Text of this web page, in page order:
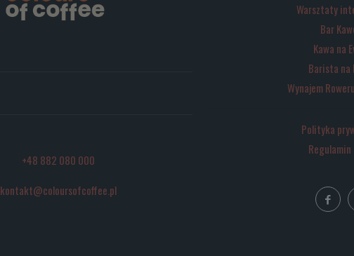
+48 882 080 000
kontakt@coloursofcoffee.pl
Warsztaty
Bar
Kawa na
Barista na
Wynajem
Polityka
Regulamin